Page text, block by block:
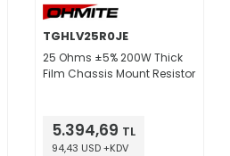
TGHLV25R0JE
25 Ohms ±5% 200W Thick
Film Chassis Mount Resistor
5.394,69 TL
94,43 USD +KDV